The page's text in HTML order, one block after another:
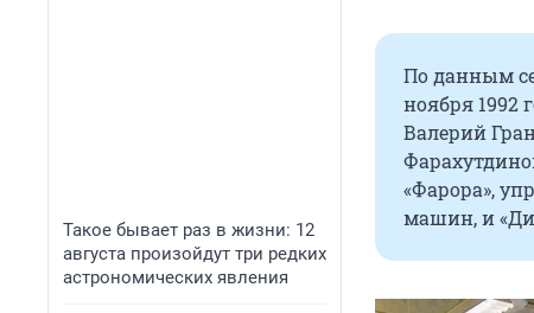
Такое бывает раз в жизни: 12
августа произойдут три редких
астрономических явления
По данным
ноября 1992
Валерий
«Фарора»,
машин, и